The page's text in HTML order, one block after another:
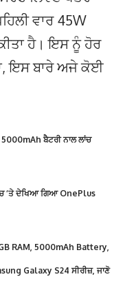
ਵਾਰ 45W
ਹੈ। ਇਸ ਨੂੰ ਹੋਰ
ਇਸ ਬਾਰੇ ਅਜੇ ਕੋਈ
ਬੈਟਰੀ ਨਾਲ ਲਾਂਚ
‘ਤੇ ਦੇਖਿਆ ਗਿਆ OnePlus
RAM, 5000mAh Battery,
Galaxy S24 ਸੀਰੀਜ਼, ਜਾਣੋ